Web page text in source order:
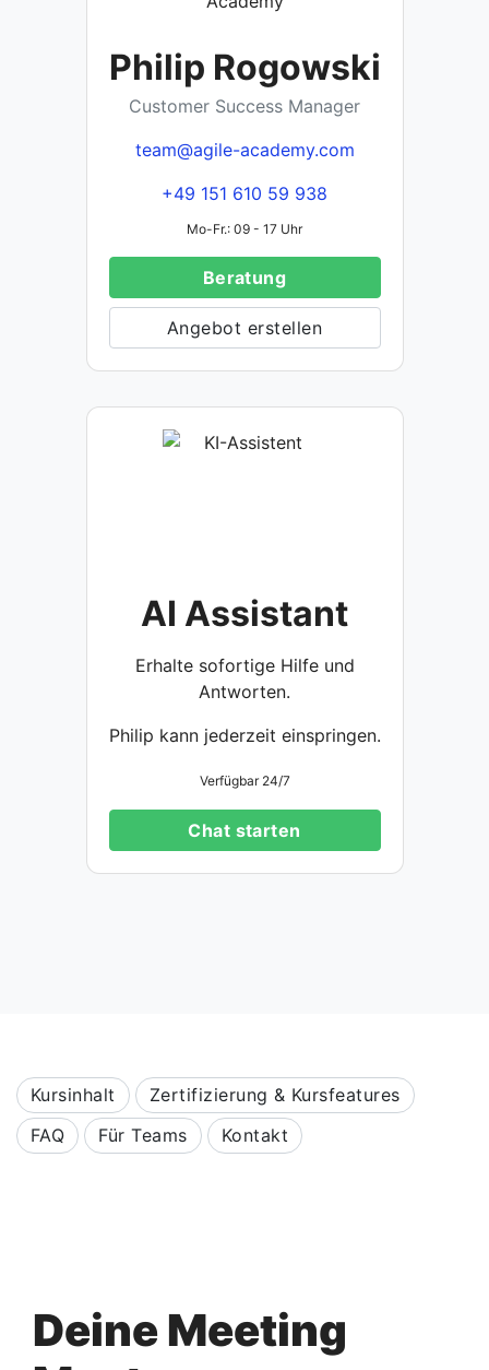
Philip Rogowski
Customer Success Manager
team@agile-academy.com
+49 151 610 59 938
Mo-Fr.: 09 - 17 Uhr
Beratung
Angebot erstellen
AI Assistant
Erhalte sofortige Hilfe und
Antworten.
Philip kann jederzeit einspringen.
Verfügbar 24/7
Chat starten
Kursinhalt
Zertifizierung & Kursfeatures
FAQ
Für Teams Kontakt
Deine Meeting